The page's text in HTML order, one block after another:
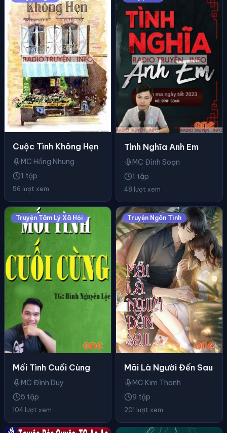
Cuộc Tình Không Hẹn
MC Hồng Nhung
1 tập
56 lượt xem
Tình Nghĩa Anh Em
MC Đình Soạn
1 tập
48 lượt xem
Truyện Tâm Lý Xã Hội
Mối Tình Cuối Cùng
MC Đình Duy
5 tập
104 lượt xem
Truyện Ngôn Tình
Mãi Là Người Đến Sau
MC Kim Thanh
9 tập
201 lượt xem